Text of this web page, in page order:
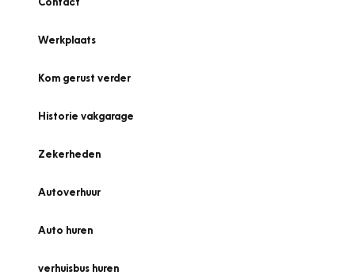
Werkplaats
Kom gerust verder
Historie vakgarage
Zekerheden
Autoverhuur
Auto huren
verhuisbus huren